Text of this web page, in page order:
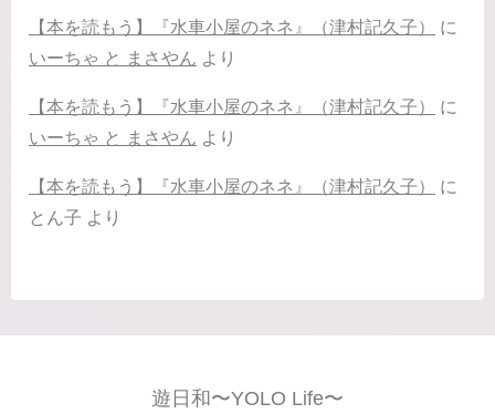
【本を読もう】『水車小屋のネネ』（津村記久子）
に
いーちゃ と まさやん より
【本を読もう】『水車小屋のネネ』（津村記久子）
に
いーちゃ と まさやん より
【本を読もう】『水車小屋のネネ』（津村記久子）
に
とん子 より
遊日和〜YOLO Life〜